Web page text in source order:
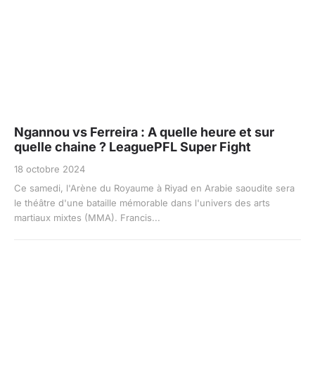
Ngannou vs Ferreira : A quelle heure et sur
quelle chaine ? LeaguePFL Super Fight
18 octobre 2024
Ce samedi, l'Arène du Royaume à Riyad en Arabie saoudite sera
le théâtre d'une bataille mémorable dans l'univers des arts
martiaux mixtes (MMA). Francis...